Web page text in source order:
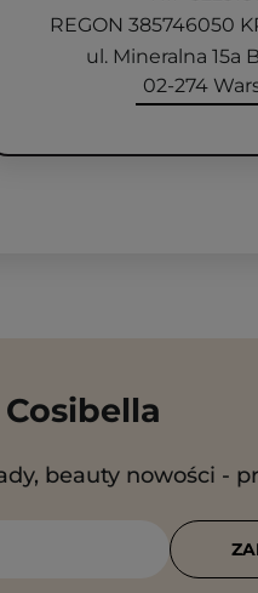
REGON 385746050
ul. Mineralna 15a
02-274
beauty nowości -